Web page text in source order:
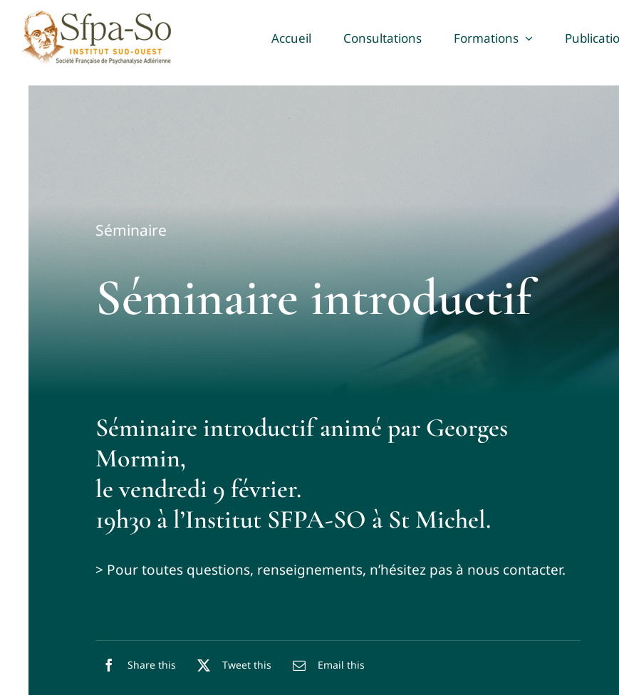
Passer
contenu
Accueil Consultations Formations
Séminaire
Séminaire introductif
Séminaire introductif animé par Georges
Mormin,
le vendredi 9 février.
19h30 à l’Institut SFPA-SO à St Michel.
> Pour toutes questions, renseignements, n’hésitez pas à nous contacter.
Share this Tweet this Email this